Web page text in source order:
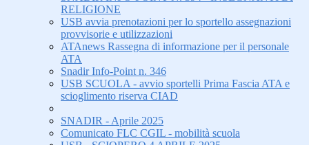
RELIGIONE
USB avvia prenotazioni per lo sportello assegnazioni
provvisorie e utilizzazioni
ATAnews Rassegna di informazione per il personale
ATA
Snadir Info-Point n. 346
USB SCUOLA - avvio sportelli Prima Fascia ATA e
scioglimento riserva CIAD
SNADIR - Aprile 2025
Comunicato FLC CGIL - mobilità scuola